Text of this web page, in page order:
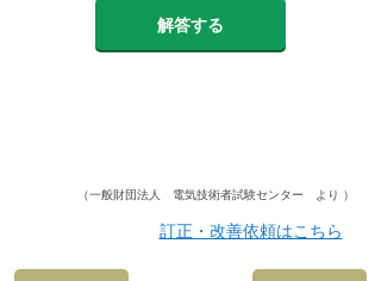
解答する
（一般財団法人 電気技術者試験センター より ）
訂正・改善依頼はこちら